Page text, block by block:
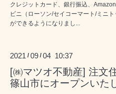
クレジットカード、銀行振込、
ビニ（ローソン/セイコーマート/ミニ
ができるようになりまし...
2021 /09 /04 10:37
[㈱マツオ不動産] 注文
篠山市にオープンいた